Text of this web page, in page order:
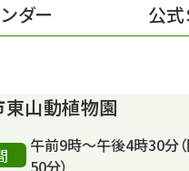
ダー 公
山動植物園
午前9時～午後4時30分
50分）